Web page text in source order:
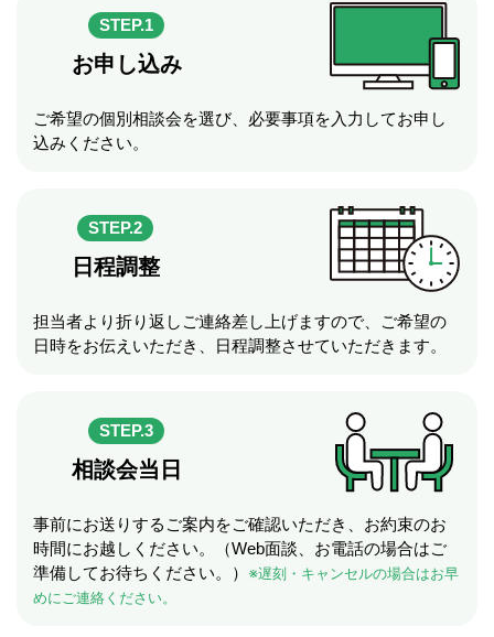
STEP.1
お申し込み
ご希望の個別相談会を選び、必要事項を入力してお申し
込みください。
STEP.2
日程調整
担当者より折り返しご連絡差し上げますので、ご希望の
日時をお伝えいただき、日程調整させていただきます。
STEP.3
相談会当日
事前にお送りするご案内をご確認いただき、お約束のお
時間にお越しください。（Web面談、お電話の場合はご
準備してお待ちください。）
※遅刻・キャンセルの場合はお早
めにご連絡ください。